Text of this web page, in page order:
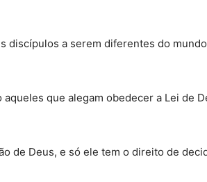
discípulos a serem diferentes do
aqueles que alegam obedecer a Lei de
de Deus, e só ele tem o direito de